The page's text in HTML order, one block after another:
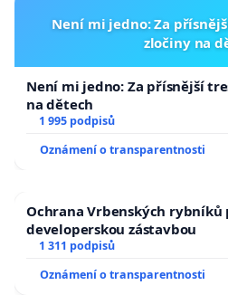
Není mi jedno: Za
zločiny na
Není mi jedno: Za přísnější
na dětech
1 995 podpisů
Oznámení o transparentnosti
Ochrana Vrbenských
developerskou zástavbou
1 311 podpisů
Oznámení o transparentnosti